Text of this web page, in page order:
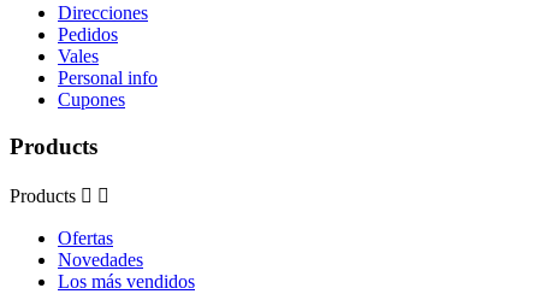
Direcciones
Pedidos
Vales
Personal info
Cupones
Products
Products  
Ofertas
Novedades
Los más vendidos